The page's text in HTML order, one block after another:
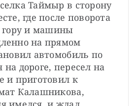
Таймыр в сторону
где после поворота
гору и машины
на прямом
автомобиль по
дороге, пересел на
и приготовил к
Калашникова,